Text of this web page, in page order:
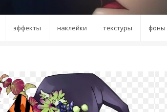
эффекты наклейки текстуры фоны